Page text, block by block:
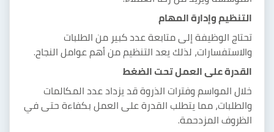
التنظيم وإدارة المهام
تحتاج الوظيفة إلى متابعة عدد كبير من الطلبات
والاستفسارات، لذلك يعد التنظيم من أهم عوامل النجاح.
القدرة على العمل تحت الضغط
خلال المواسم وفترات الذروة قد يزداد عدد المكالمات
والطلبات، مما يتطلب القدرة على العمل بكفاءة حتى في
الظروف المزدحمة.